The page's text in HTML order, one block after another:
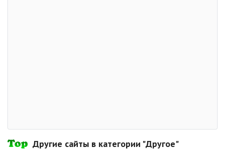
Другие сайты в категории "Другое"